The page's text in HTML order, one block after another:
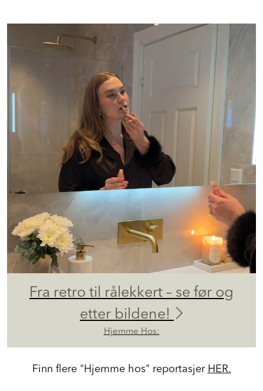
Fra retro til rålekkert – se før og
etter bildene!
Hjemme Hos:
Finn flere "Hjemme hos" reportasjer HER.